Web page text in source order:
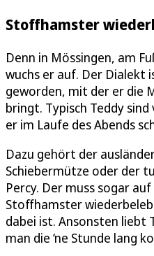
Stoffhamster
Denn in Mössingen, am
wuchs er auf. Der Dialekt
geworden, mit der er die
bringt. Typisch Teddy
er im Laufe des Abends
Dazu gehört der
Schiebermütze oder der
Percy. Der muss sogar
Stoffhamster
dabei ist. Ansonsten liebt
man die ‘ne Stunde lang